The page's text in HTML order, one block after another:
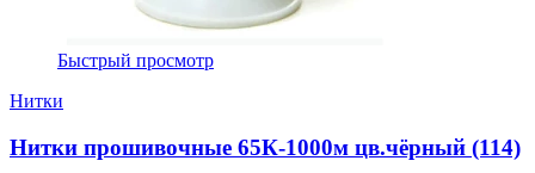
Быстрый просмотр
Нитки
Нитки прошивочные 65К-1000м цв.чёрный (114)